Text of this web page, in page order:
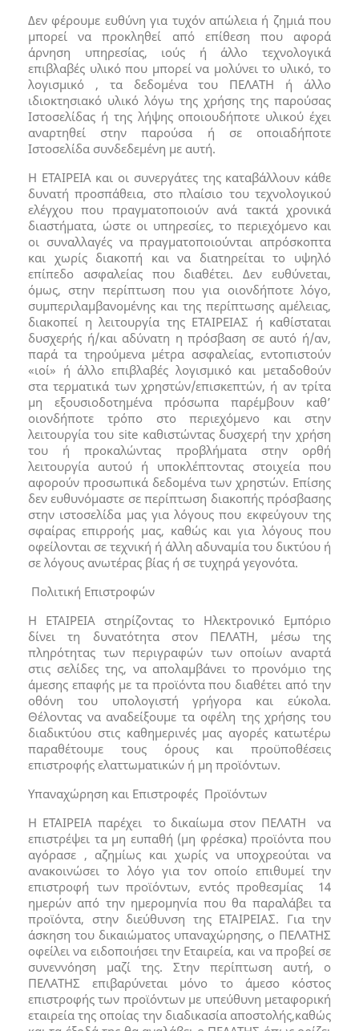
Δεν φέρουμε ευθύνη για τυχόν απώλεια ή ζημιά που
μπορεί να προκληθεί από επίθεση που αφορά
άρνηση υπηρεσίας, ιούς ή άλλο τεχνολογικά
επιβλαβές υλικό που μπορεί να μολύνει το υλικό, το
λογισμικό , τα δεδομένα του ΠΕΛΑΤΗ ή άλλο
ιδιοκτησιακό υλικό λόγω της χρήσης της παρούσας
Ιστοσελίδας ή της λήψης οποιουδήποτε υλικού έχει
αναρτηθεί στην παρούσα ή σε οποιαδήποτε
Ιστοσελίδα συνδεδεμένη με αυτή.
Η ΕΤΑΙΡΕΙΑ και οι συνεργάτες της καταβάλλουν κάθε
δυνατή προσπάθεια, στο πλαίσιο του τεχνολογικού
ελέγχου που πραγματοποιούν ανά τακτά χρονικά
διαστήματα, ώστε οι υπηρεσίες, το περιεχόμενο και
οι συναλλαγές να πραγματοποιούνται απρόσκοπτα
και χωρίς διακοπή και να διατηρείται το υψηλό
επίπεδο ασφαλείας που διαθέτει. Δεν ευθύνεται,
όμως, στην περίπτωση που για οιονδήποτε λόγο,
συμπεριλαμβανομένης και της περίπτωσης αμέλειας,
διακοπεί η λειτουργία της ΕΤΑΙΡΕΙΑΣ ή καθίσταται
δυσχερής ή/και αδύνατη η πρόσβαση σε αυτό ή/αν,
παρά τα τηρούμενα μέτρα ασφαλείας, εντοπιστούν
«ιοί» ή άλλο επιβλαβές λογισμικό και μεταδοθούν
στα τερματικά των χρηστών/επισκεπτών, ή αν τρίτα
μη εξουσιοδοτημένα πρόσωπα παρέμβουν καθ’
οιονδήποτε τρόπο στο περιεχόμενο και στην
λειτουργία του site καθιστώντας δυσχερή την χρήση
του ή προκαλώντας προβλήματα στην ορθή
λειτουργία αυτού ή υποκλέπτοντας στοιχεία που
αφορούν προσωπικά δεδομένα των χρηστών. Επίσης
δεν ευθυνόμαστε σε περίπτωση διακοπής πρόσβασης
στην ιστοσελίδα μας για λόγους που εκφεύγουν της
σφαίρας επιρροής μας, καθώς και για λόγους που
οφείλονται σε τεχνική ή άλλη αδυναμία του δικτύου ή
σε λόγους ανωτέρας βίας ή σε τυχηρά γεγονότα.
Πολιτική Επιστροφών
Η ΕΤΑΙΡΕΙΑ στηρίζοντας το Ηλεκτρονικό Εμπόριο
δίνει τη δυνατότητα στον ΠΕΛΑΤΗ, μέσω της
πληρότητας των περιγραφών των οποίων αναρτά
στις σελίδες της, να απολαμβάνει το προνόμιο της
άμεσης επαφής με τα προϊόντα που διαθέτει από την
οθόνη του υπολογιστή γρήγορα και εύκολα.
Θέλοντας να αναδείξουμε τα οφέλη της χρήσης του
διαδικτύου στις καθημερινές μας αγορές κατωτέρω
παραθέτουμε τους όρους και προϋποθέσεις
επιστροφής ελαττωματικών ή μη προϊόντων.
Υπαναχώρηση και Επιστροφές Προϊόντων
Η ΕΤΑΙΡΕΙΑ παρέχει το δικαίωμα στον ΠΕΛΑΤΗ να
επιστρέψει τα μη ευπαθή (μη φρέσκα) προϊόντα που
αγόρασε , αζημίως και χωρίς να υποχρεούται να
ανακοινώσει το λόγο για τον οποίο επιθυμεί την
επιστροφή των προϊόντων, εντός προθεσμίας 14
ημερών από την ημερομηνία που θα παραλάβει τα
προϊόντα, στην διεύθυνση της ΕΤΑΙΡΕΙΑΣ. Για την
άσκηση του δικαιώματος υπαναχώρησης, ο ΠΕΛΑΤΗΣ
οφείλει να ειδοποιήσει την Εταιρεία, και να προβεί σε
συνεννόηση μαζί της. Στην περίπτωση αυτή, ο
ΠΕΛΑΤΗΣ επιβαρύνεται μόνο το άμεσο κόστος
επιστροφής των προϊόντων με υπεύθυνη μεταφορική
εταιρεία της οποίας την διαδικασία αποστολής,καθώς